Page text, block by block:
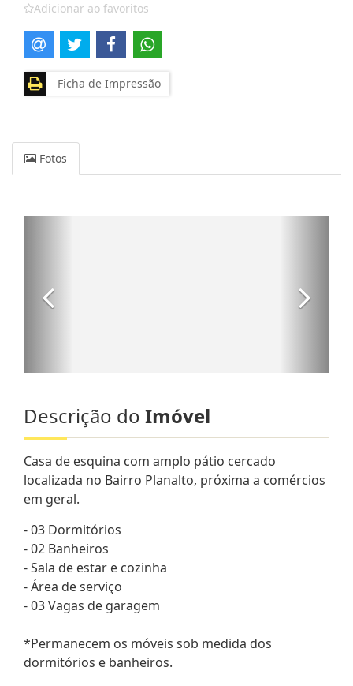
Adicionar ao favoritos
Ficha de Impressão
Fotos
Descrição do Imóvel
Casa de esquina com amplo pátio cercado
localizada no Bairro Planalto, próxima a comércios
em geral.
- 03 Dormitórios
- 02 Banheiros
- Sala de estar e cozinha
- Área de serviço
- 03 Vagas de garagem
*Permanecem os móveis sob medida dos
dormitórios e banheiros.